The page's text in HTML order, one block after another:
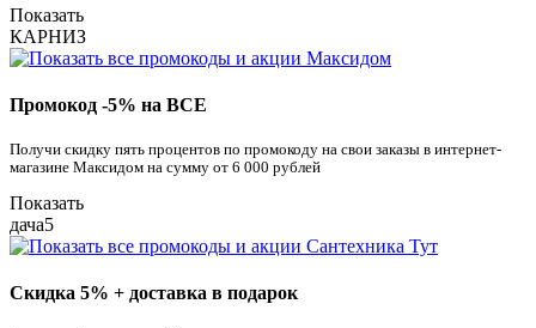
Показать
КАРНИЗ
Промокод -5% на ВСЕ
Получи скидку пять процентов по промокоду на свои заказы в интернет-
магазине Максидом на сумму от 6 000 рублей
Показать
дача5
Скидка 5% + доставка в подарок